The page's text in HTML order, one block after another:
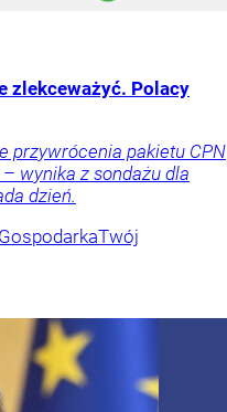
zlekceważyć. Polacy
przywrócenia pakietu CPN
wynika z sondażu dla
dzień.
GospodarkaTwój